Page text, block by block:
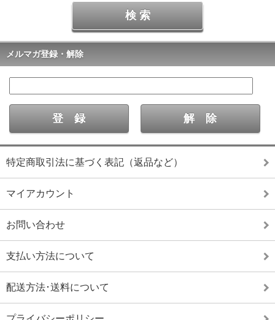
メルマガ登録・解除
特定商取引法に基づく表記（返品など）
マイアカウント
お問い合わせ
支払い方法について
配送方法･送料について